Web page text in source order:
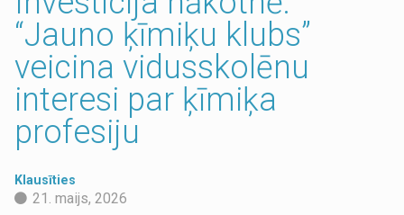
“Jauno ķīmiķu klubs”
veicina vidusskolēnu
interesi par ķīmiķa
profesiju
Klausīties
21. maijs, 2026